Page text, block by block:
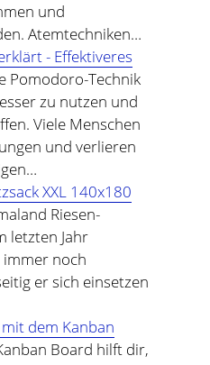
und
Atemtechniken…
- Effektiveres
Pomodoro-Technik
zu nutzen und
Viele Menschen
und verlieren
XXL 140x180
Riesen-
letzten Jahr
noch
er sich einsetzen
dem Kanban
Board hilft dir,